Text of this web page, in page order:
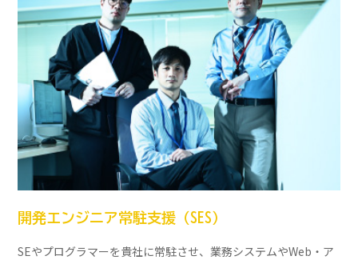
開発エンジニア常駐支援（SES）
SEやプログラマーを貴社に常駐させ、業務システムやWeb・ア